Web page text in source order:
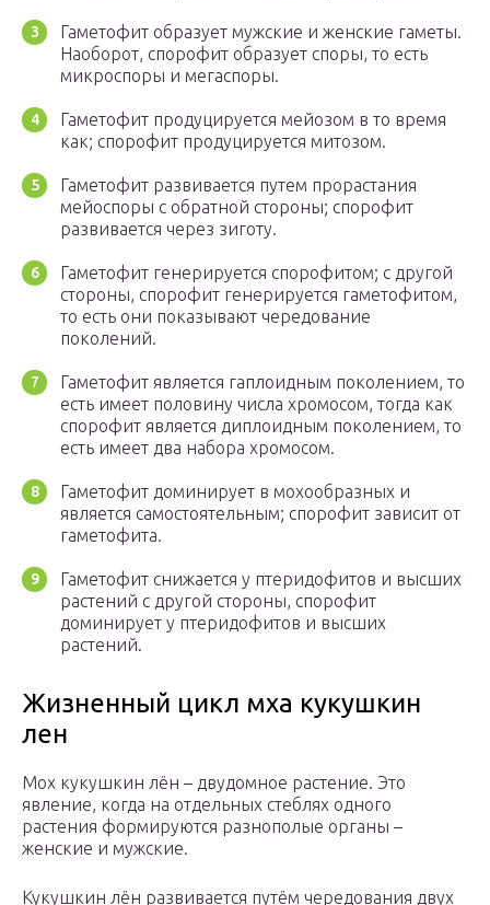
Гаметофит образует мужские и женские гаметы.
Наоборот, спорофит образует споры, то есть
микроспоры и мегаспоры.
Гаметофит продуцируется мейозом в то время
как; спорофит продуцируется митозом.
Гаметофит развивается путем прорастания
мейоспоры с обратной стороны; спорофит
развивается через зиготу.
Гаметофит генерируется спорофитом; с другой
стороны, спорофит генерируется гаметофитом,
то есть они показывают чередование
поколений.
Гаметофит является гаплоидным поколением, то
есть имеет половину числа хромосом, тогда как
спорофит является диплоидным поколением, то
есть имеет два набора хромосом.
Гаметофит доминирует в мохообразных и
является самостоятельным; спорофит зависит от
гаметофита.
Гаметофит снижается у птеридофитов и высших
растений с другой стороны, спорофит
доминирует у птеридофитов и высших
растений.
Жизненный цикл мха кукушкин
лен
Мох кукушкин лён – двудомное растение. Это
явление, когда на отдельных стеблях одного
растения формируются разнополые органы –
женские и мужские.
Кукушкин лён развивается путём чередования двух